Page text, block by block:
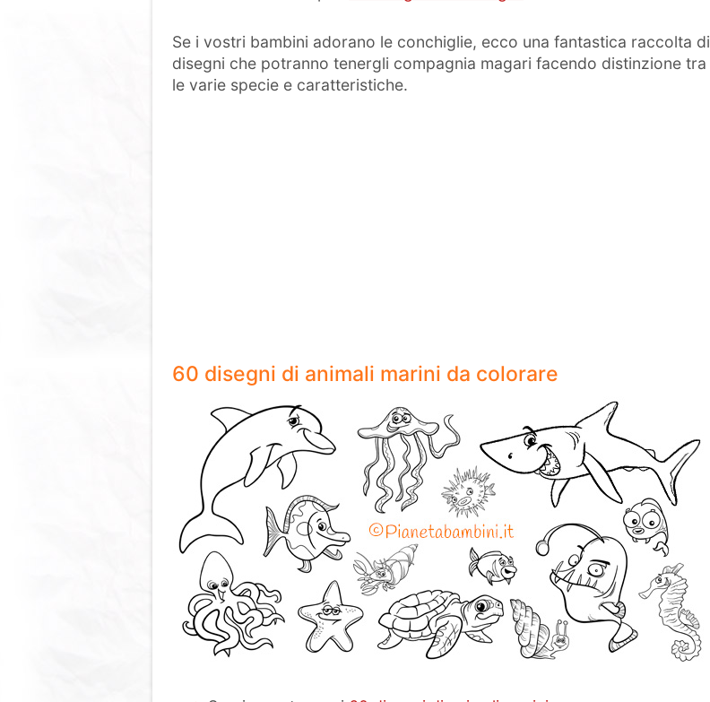
Se i vostri bambini adorano le conchiglie, ecco una fantastica raccolta di
disegni che potranno tenergli compagnia magari facendo distinzione tra
le varie specie e caratteristiche.
60 disegni di animali marini da colorare